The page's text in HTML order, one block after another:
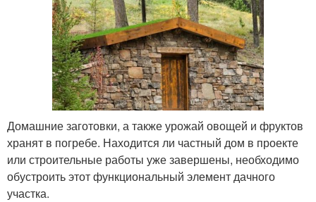
Домашние заготовки, а также урожай овощей и фруктов
хранят в погребе. Находится ли частный дом в проекте
или строительные работы уже завершены, необходимо
обустроить этот функциональный элемент дачного
участка.